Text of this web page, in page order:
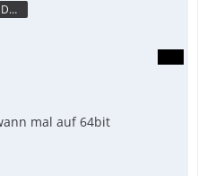
aka Rettich, ehemals DAU
mal auf 64bit